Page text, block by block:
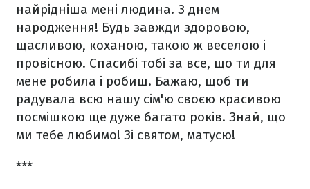
найрідніша мені людина. З днем
народження! Будь завжди здоровою,
щасливою, коханою, такою ж веселою і
провісною. Спасибі тобі за все, що ти для
мене робила і робиш. Бажаю, щоб ти
радувала всю нашу сім'ю своєю красивою
посмішкою ще дуже багато років. Знай, що
ми тебе любимо! Зі святом, матусю!
***